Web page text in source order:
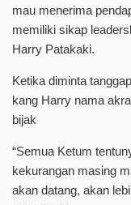
mau menerima
memiliki sikap
Harry Patakaki.
Ketika diminta
kang Harry nama
bijak
“Semua Ketum
kekurangan masing
akan datang, akan